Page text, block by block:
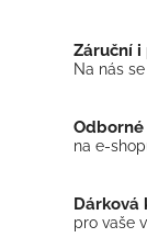
Záruční i
Na nás
na e-
Dárková
pro vaše